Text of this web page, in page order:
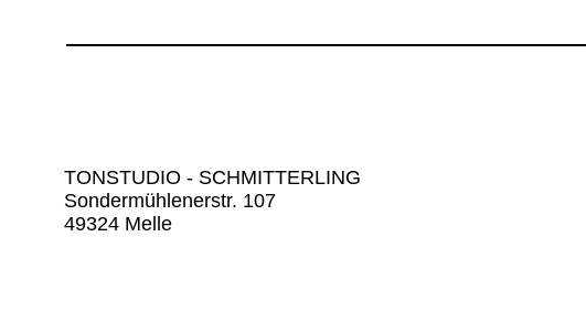
TONSTUDIO - SCHMITTERLING
Sondermühlenerstr. 107
49324 Melle